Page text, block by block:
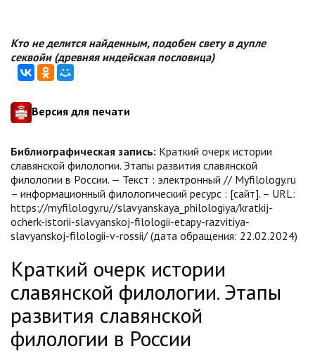
Кто не делится найденным, подобен свету в дупле
секвойи (древняя индейская пословица)
Версия для печати
Библиографическая запись: Краткий очерк истории
славянской филологии. Этапы развития славянской
филологии в России. — Текст : электронный // Myfilology.ru
– информационный филологический ресурс : [сайт]. – URL:
https://myfilology.ru//slavyanskaya_philologiya/kratkij-
ocherk-istorii-slavyanskoj-filologii-etapy-razvitiya-
slavyanskoj-filologii-v-rossii/ (дата обращения: 22.02.2024)
Краткий очерк истории
славянской филологии. Этапы
развития славянской
филологии в России